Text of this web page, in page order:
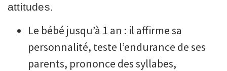
attitudes.
Le bébé jusqu’à 1 an : il affirme sa
personnalité, teste l’endurance de ses
parents, prononce des syllabes,